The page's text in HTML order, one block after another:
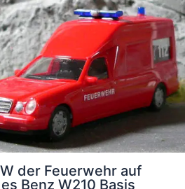
der Feuerwehr auf
Benz W210 Basis